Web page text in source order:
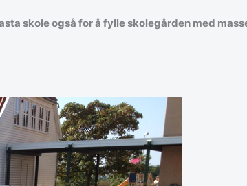
skole også for å fylle skolegården med